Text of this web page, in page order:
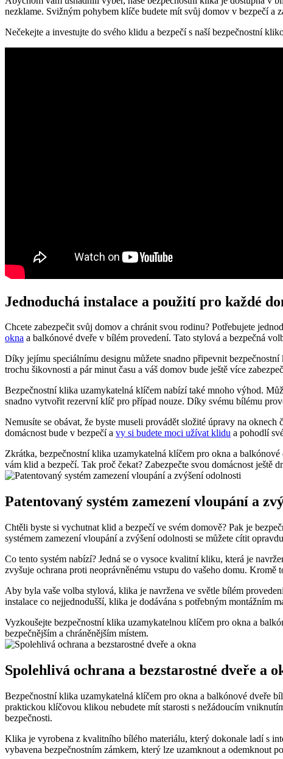
‌nezklame.‌ Svižným pohybem klíče budete mít ‍svůj domov v bezpečí ⁤a
Nečekejte ⁣a investujte do​ svého klidu a bezpečí s naší bezpečnostní
Jednoduchá instalace a použití pro každé
Chcete zabezpečit svůj domov a chránit svou rodinu? Potřebujete
okna ‌a balkónové dveře v bílém provedení. Tato stylová a bezpečná
Díky jejímu speciálnímu designu můžete snadno připevnit​
trochu šikovnosti a pár minut času a váš domov‍ bude ještě více
Bezpečnostní klika uzamykatelná klíčem nabízí také mnoho výhod.
snadno⁤ vytvořit rezervní‍ klíč pro případ nouze.⁢ Díky svému bílému
Nemusíte se obávat, že​ byste museli provádět složité úpravy na
domácnost bude ‍v bezpečí a vy si budete moci užívat klidu a pohodlí
Zkrátka, bezpečnostní klika uzamykatelná klíčem pro okna a
vám klid a bezpečí. Tak proč čekat? Zabezpečte svou domácnost ještě
Patentovaný systém⁢ zamezení vloupání a
Chtěli byste si vychutnat klid a bezpečí ve svém domově? Pak je
systémem⁢ zamezení vloupání a zvýšení odolnosti se můžete cítit
Co ⁤tento systém nabízí?‌ Jedná se o vysoce kvalitní kliku, která je
zvyšuje ochrana proti neoprávněnému vstupu do‌ vašeho domu.
Aby byla vaše volba⁣ stylová, ⁣klika je navržena ve světle bílém
instalace co nejjednodušší, klika je ‌dodávána s potřebným montážním
Vyzkoušejte bezpečnostní​ klika uzamykatelnou‍ klíčem pro okna a
bezpečnějším a chráněnějším místem.
Spolehlivá⁢ ochrana‌ a‌ bezstarostné‍ dveře a
Bezpečnostní klika uzamykatelná ⁣klíčem pro okna a balkónové dveře
praktickou klíčovou klikou nebudete mít starosti s nežádoucím
bezpečnosti.
Klika je vyrobena z kvalitního bílého materiálu, který‌ dokonale ladí s
vybavena bezpečnostním ⁢zámkem, který lze uzamknout a odemknout